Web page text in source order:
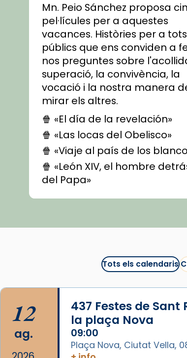
Mn. Peio Sánchez proposa
pel·lícules per a aquestes
vacances. Històries per a
públics que ens conviden a
nos preguntes sobre
superació, la convivència, la
vocació i la nostra manera
mirar els altres.
🍿 «El día de la revelación»
🍿 «Las locas del Obelisco»
🍿 «Viaje al país de los
🍿 «León XIV, el hombre
del Papa»
🍿 «Las ovejas detectives»
recomanacions i prepara
#CinemaEspiritualitual
@cinemaspiritcat
Imatge: Generada amb IA
(OpenAI)
Video
View on Facebook
Tots els calendaris
12
ag.
437 Festes de Sant
la plaça Nova
09:00
Plaça Nova, Ciutat Vella,